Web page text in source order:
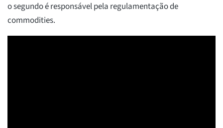
o segundo é responsável pela regulamentação de
commodities.